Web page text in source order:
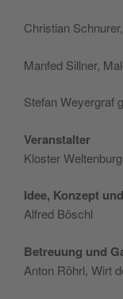
Chris­t­ian
Man­fed Sill­ner,
Ste­fan Wey­er­graf
Ver­anstal­ter
Kloster
Idee, Konzept
Alfred Böschl
Betreu­ung und
Anton Röhrl, Wirt